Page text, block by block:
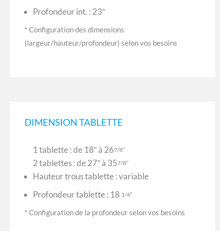
Profondeur int. : 23″
* Configuration des dimensions
(largeur/hauteur/profondeur) selon vos besoins
DIMENSION TABLETTE
1 tablette : de 18″ à 267/8″
2 tablettes : de 27″ à 357/8″
Hauteur trous tablette : variable
Profondeur tablette : 18 1⁄4″
* Configuration de la profondeur selon vos besoins